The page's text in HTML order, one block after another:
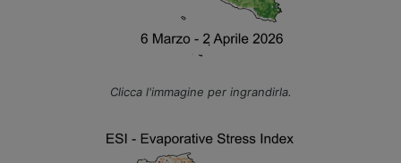
Clicca l'immagine per ingrandirla.